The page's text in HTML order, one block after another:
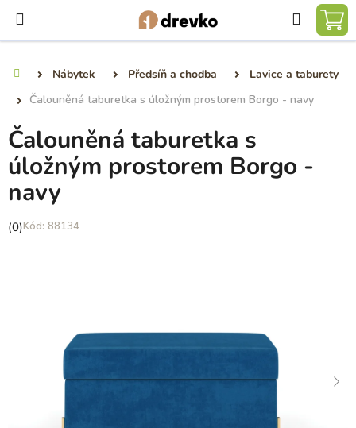
obsah
Hledat
Nábytek Předsíň a chodba
Lavice a taburety
Čalouněná taburetka s úložným prostorem Borgo - navy
Čalouněná taburetka s
úložným prostorem Borgo -
navy
Průměrné
(0) 88134